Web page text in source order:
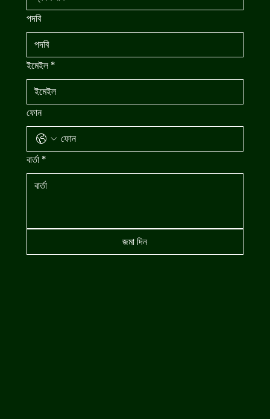
পদবি
ইমেইল *
ফোন
বার্তা *
জমা দিন